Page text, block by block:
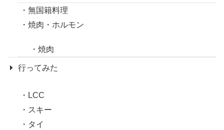
無国籍料理
焼肉・ホルモン
焼肉
行ってみた
LCC
スキー
タイ